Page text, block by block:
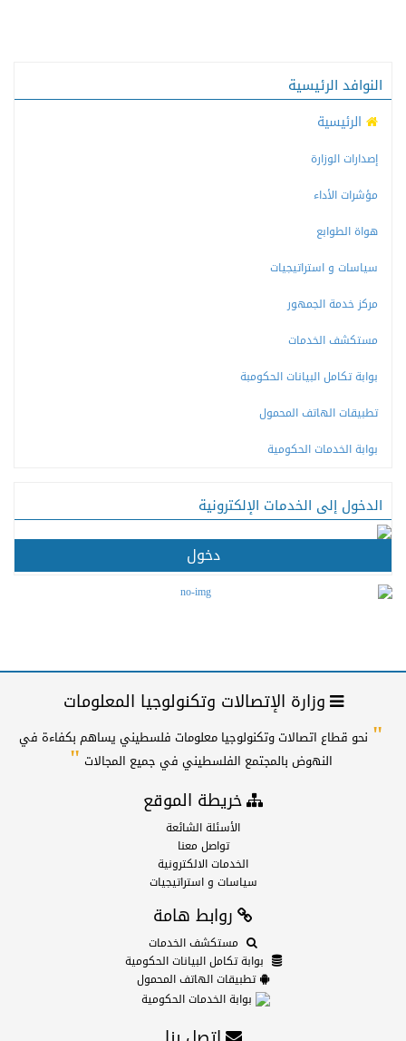
النوافد الرئيسية
الرئيسية
إصدارات الوزارة
مؤشرات الأداء
هواة الطوابع
سياسات و استراتيجيات
مركز خدمة الجمهور
مستكشف الخدمات
بوابة تكامل البيانات الحكومبة
تطبيقات الهاتف المحمول
بوابة الخدمات الحكومية
الدخول إلى الخدمات الإلكترونية
دخول
وزارة الإتصالات وتكنولوجيا المعلومات
" نحو قطاع اتصالات وتكنولوجيا معلومات فلسطيني يساهم بكفاءة في
النهوض بالمجتمع الفلسطيني في جميع المجالات"
خريطة الموقع
الأسئلة الشائعة
تواصل معنا
الخدمات الالكترونية
سياسات و استراتيجيات
روابط هامة
مستكشف الخدمات
بوابة تكامل البيانات الحكومية
تطبيقات الهاتف المحمول
بوابة الخدمات الحكومية